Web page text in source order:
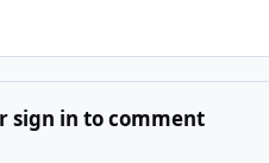
sign in to comment